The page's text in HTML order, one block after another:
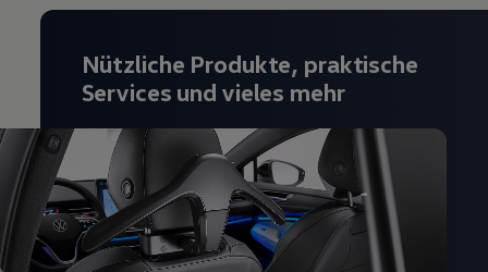
Transport
Familie
Elektromobilität
Pannen- und Unfallhilfe
Volkswagen Kundenbetreuung
Nützliche Produkte, praktische
Services und vieles mehr